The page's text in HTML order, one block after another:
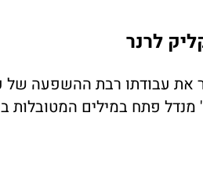
לרנר
את עבודתו רבת ההשפעה
פתח במילים המטובלות